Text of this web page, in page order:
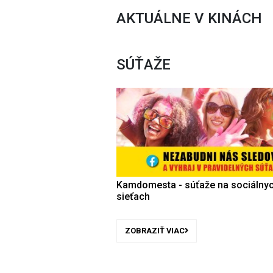
AKTUÁLNE V KINÁCH
SÚŤAŽE
Kamdomesta - súťaže na
sieťach
ZOBRAZIŤ VIAC